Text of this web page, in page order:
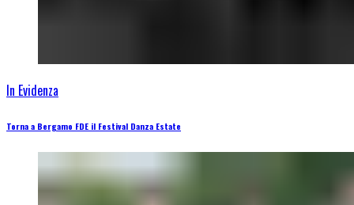
In Evidenza
Torna a Bergamo FDE il Festival Danza Estate